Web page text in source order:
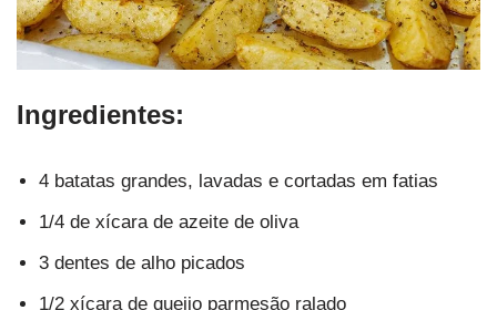
Ingredientes:
4 batatas grandes, lavadas e cortadas em fatias
1/4 de xícara de azeite de oliva
3 dentes de alho picados
1/2 xícara de queijo parmesão ralado